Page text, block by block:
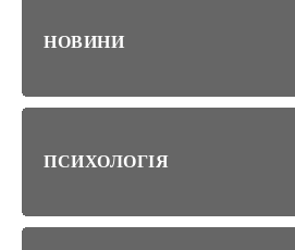
НОВИНИ
ПСИХОЛОГІЯ